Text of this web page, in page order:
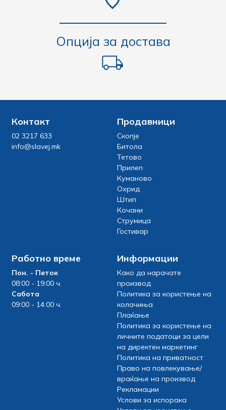
Опција за достава
Контакт
02 3217 633
info@slavej.mk
Продавници
Скопје
Битола
Тетово
Прилеп
Куманово
Охрид
Штип
Кочани
Струмица
Гостивар
Работно време
Пон. - Петок
08:00 - 19:00 ч.
Сабота
09:00 - 14:00 ч.
Информации
Како да нарачате
производ
Политика за користење на
колачиња
Плаќање
Политика за користење на
личните податоци за цели
на директен маркетинг
Политика на приватност
Право на повлекување/
враќање на производ
Рекламации
Услови за испорака